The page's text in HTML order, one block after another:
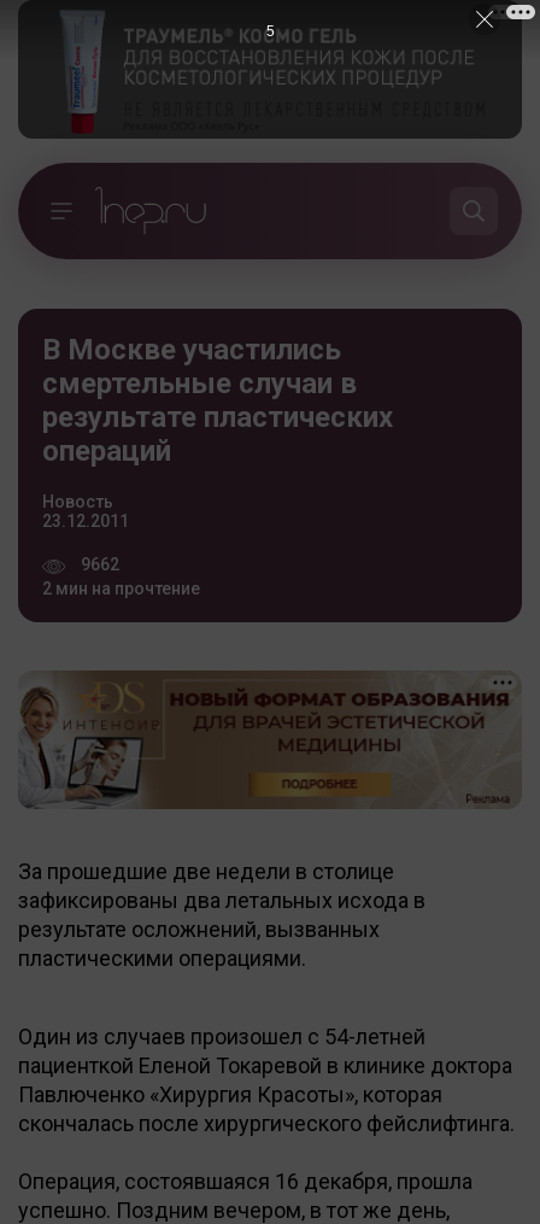
В Москве участились
смертельные случаи в
результате пластических
операций
Новость
23.12.2011
9662
2 мин на прочтение
За прошедшие две недели в столице
зафиксированы два летальных исхода в
результате осложнений, вызванных
пластическими операциями.
Один из случаев произошел с 54-летней
пациенткой Еленой Токаревой в клинике доктора
Павлюченко «Хирургия Красоты», которая
скончалась после хирургического фейслифтинга.
Операция, состоявшаяся 16 декабря, прошла
успешно. Поздним вечером, в тот же день,
5